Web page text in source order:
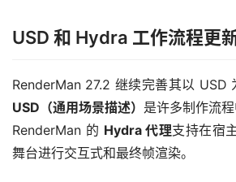
USD 和 Hydra 工作流程更
RenderMan 27.2 继续完善其以 USD
USD（通用场景描述） 是许多制作流程
RenderMan 的 Hydra 代理支持在宿
舞台进行交互式和最终帧渲染。